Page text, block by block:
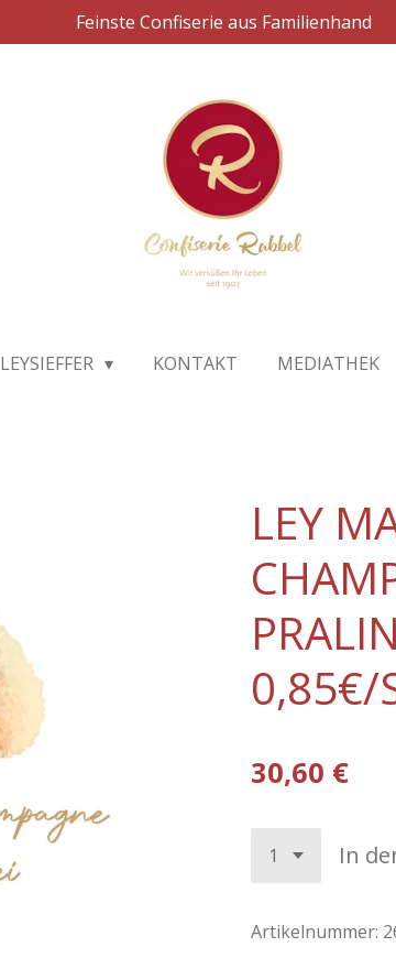
Feinste Confiserie aus Familienhand
LEYSIEFFER KONTAKT MEDIATHEK
LEY
0,85€/
30,60 €
In
Artikelnummer: